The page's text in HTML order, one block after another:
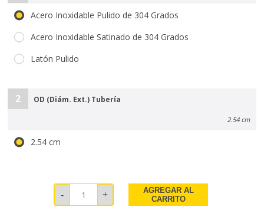
Acero Inoxidable Pulido de 304 Grados
Acero Inoxidable Satinado de 304 Grados
Latón Pulido
2 OD (Diám. Ext.) Tubería
2.54 cm
2.54 cm
AGREGAR AL
CARRITO